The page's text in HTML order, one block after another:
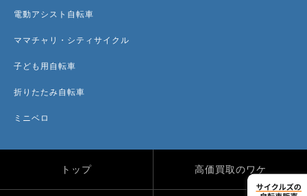
電動アシスト自転車
ママチャリ・シティサイクル
子ども用自転車
折りたたみ自転車
ミニベロ
トップ 高価買取のワケ